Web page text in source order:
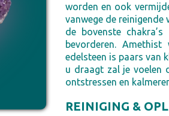
worden en ook
vanwege de
de bovenste
bevorderen.
edelsteen is paars van
u draagt zal je voelen
ontstressen en
REINIGING &